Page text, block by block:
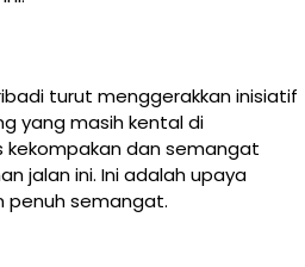
turut menggerakkan inisiatif
yang masih kental di
kekompakan dan semangat
jalan ini. Ini adalah upaya
penuh semangat.